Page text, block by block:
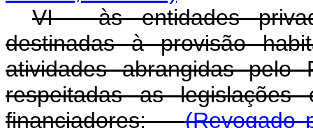
VI - às entidades
destinadas à provisão
atividades abrangidas pelo
respeitadas as legislações
financiadores;(Revogado